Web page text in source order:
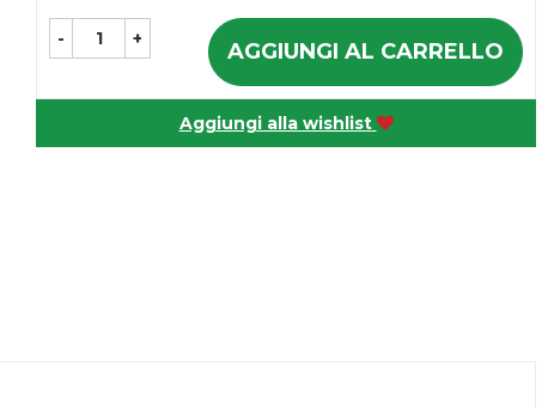
- + AGGIUNGI AL CARRELLO
Aggiungi alla wishlist